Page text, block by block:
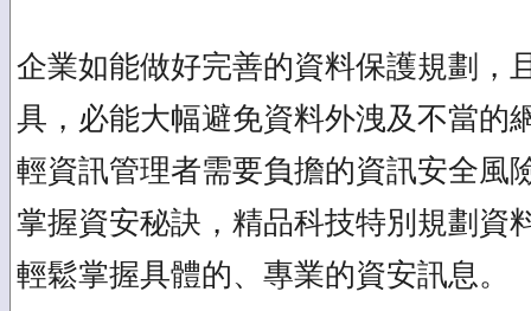
企業如能做好完善的資料保護規劃，
具，必能大幅避免資料外洩及不當的
輕資訊管理者需要負擔的資訊安全風
掌握資安秘訣，精品科技特別規劃資
輕鬆掌握具體的、專業的資安訊息。